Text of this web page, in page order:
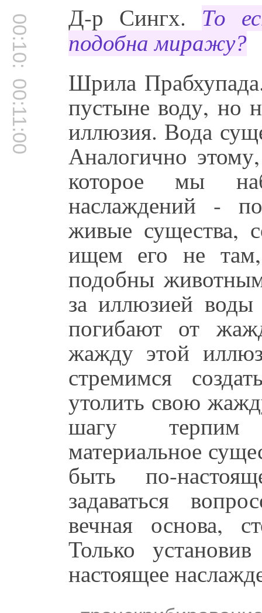
00:10:52 Д-р Сингх.
То
подобна миражу?
00:11:00 Шрила
пустыне воду, но
иллюзия. Вода
Аналогично
которое мы
наслаждений -
живые существа,
ищем его не
подобны
за иллюзией
погибают от
жажду этой
стремимся
утолить свою
шагу терпим
материальное
быть по-
задаваться
вечная основа,
Только
настоящее